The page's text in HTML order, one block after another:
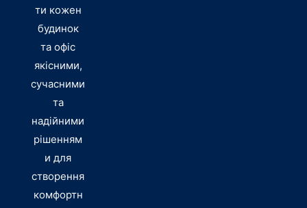
ти кожен
будинок
та офіс
якісними,
сучасними
та
надійними
рішенням
и для
створення
комфортн